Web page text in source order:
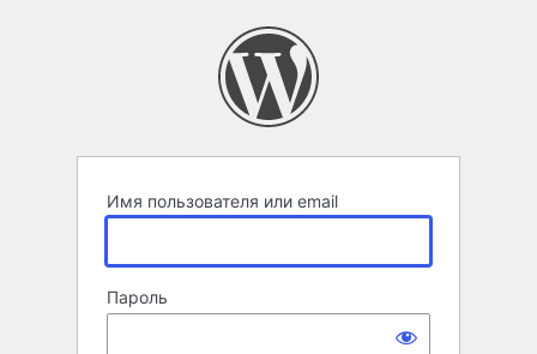
Имя пользователя или email
Пароль